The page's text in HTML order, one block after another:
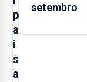
p
a
i
s
a
setembro